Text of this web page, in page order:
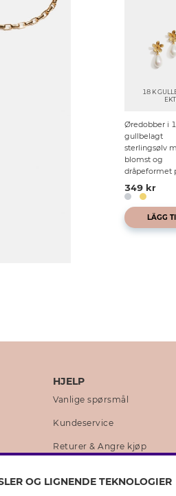
18 K
Øredobber i
gullbelagt
sterlingsølv
blomst og
dråpeformet
349 kr
LÄGG
HJELP
Vanlige spørsmål
Kundeservice
Returer & Angre kjøp
OG LIGNENDE TEKNOLOGIER